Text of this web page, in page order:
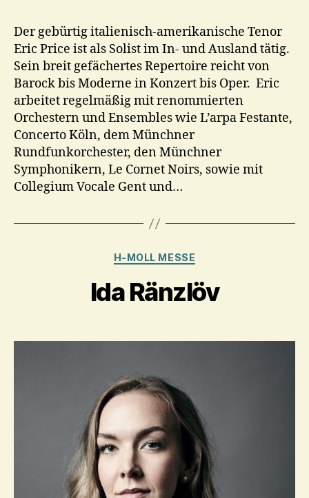
Der gebürtig italienisch-amerikanische Tenor
Eric Price ist als Solist im In- und Ausland tätig.
Sein breit gefächertes Repertoire reicht von
Barock bis Moderne in Konzert bis Oper. Eric
arbeitet regelmäßig mit renommierten
Orchestern und Ensembles wie L’arpa Festante,
Concerto Köln, dem Münchner
Rundfunkorchester, den Münchner
Symphonikern, Le Cornet Noirs, sowie mit
Collegium Vocale Gent und…
Kategorien
H-MOLL MESSE
Ida Ränzlöv